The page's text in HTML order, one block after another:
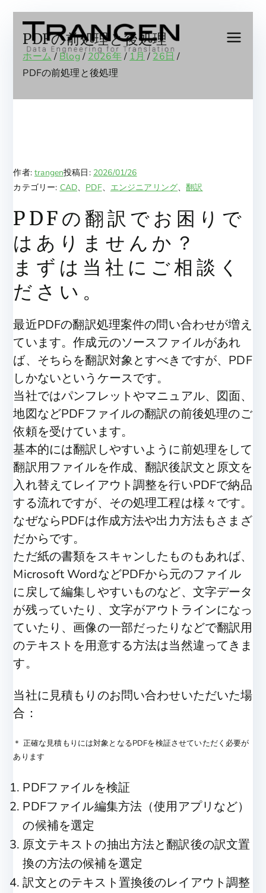
ッ
Trang
Translation
PDFの前処理と後処理
ホーム Blog 2026年 1月
26日
PDFの前処理と後処理
作者:trangen投稿日: 2026/01/26
カテゴリー: CAD、 PDF、 エンジニアリング、翻訳
PDFの翻訳でお困りで
はありませんか？
まずは当社にご相談く
ださい。
最近PDFの翻訳処理案件の問い合わせが増え
ています。作成元のソースファイルがあれ
ば、そちらを翻訳対象とすべきですが、PDF
しかないというケースです。
当社ではパンフレットやマニュアル、図面、
地図などPDFファイルの翻訳の前後処理のご
依頼を受けています。
基本的には翻訳しやすいように前処理をして
翻訳用ファイルを作成、翻訳後訳文と原文を
入れ替えてレイアウト調整を行いPDFで納品
する流れですが、その処理工程は様々です。
なぜならPDFは作成方法や出力方法もさまざ
だからです。
ただ紙の書類をスキャンしたものもあれば、
Microsoft WordなどPDFから元のファイル
に戻して編集しやすいものなど、文字データ
が残っていたり、文字がアウトラインになっ
ていたり、画像の一部だったりなどで翻訳用
のテキストを用意する方法は当然違ってきま
す。
当社に見積もりのお問い合わせいただいた場
合：
＊ 正確な見積もりには対象となるPDFを検証させていただく必要が
あります
PDFファイルを検証
PDFファイル編集方法（使用アプリなど）
の候補を選定
原文テキストの抽出方法と翻訳後の訳文置
換の方法の候補を選定
訳文とのテキスト置換後のレイアウト調整